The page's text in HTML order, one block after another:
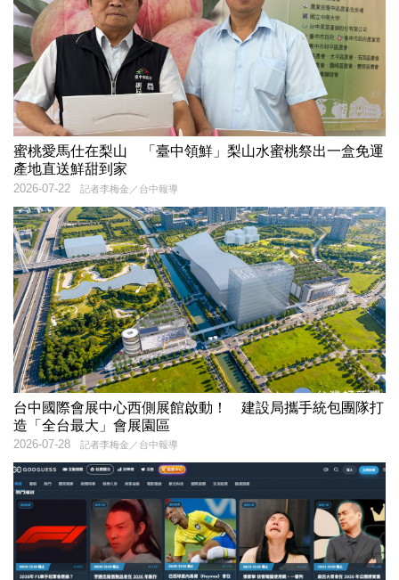
蜜桃愛馬仕在梨山 「臺中領鮮」梨山水蜜桃祭出一盒免運
產地直送鮮甜到家
記者李梅金／台中報導
2026-07-22
台中國際會展中心西側展館啟動！ 建設局攜手統包團隊打
造「全台最大」會展園區
記者李梅金／台中報導
2026-07-28